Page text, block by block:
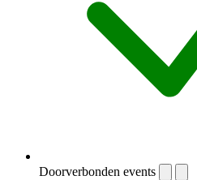
Doorverbonden events